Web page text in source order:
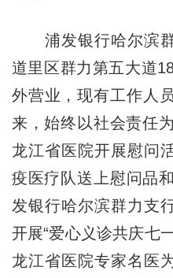
浦发银行哈尔滨群
道里区群力第五大道
外营业，现有工作人
来，始终以社会责任
龙江省医院开展慰问
疫医疗队送上慰问品
发银行哈尔滨群力支
开展“爱心义诊共庆七
龙江省医院专家名医